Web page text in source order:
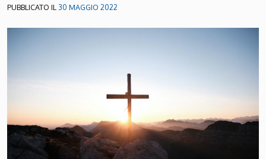
PUBBLICATO IL 30 MAGGIO 2022